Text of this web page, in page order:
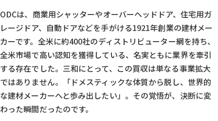
ODCは、商業用シャッターやオーバーヘッドドア、住宅用ガ
レージドア、自動ドアなどを手がける1921年創業の建材メー
カーです。全米に約400社のディストリビューター網を持ち、
全米市場で高い認知を獲得している、名実ともに業界を牽引
する存在でした。三和にとって、この買収は単なる事業拡大
ではありません。「ドメスティックな体質から脱し、世界的
な建材メーカーへと歩み出したい」。その覚悟が、決断に変
わった瞬間だったのです。